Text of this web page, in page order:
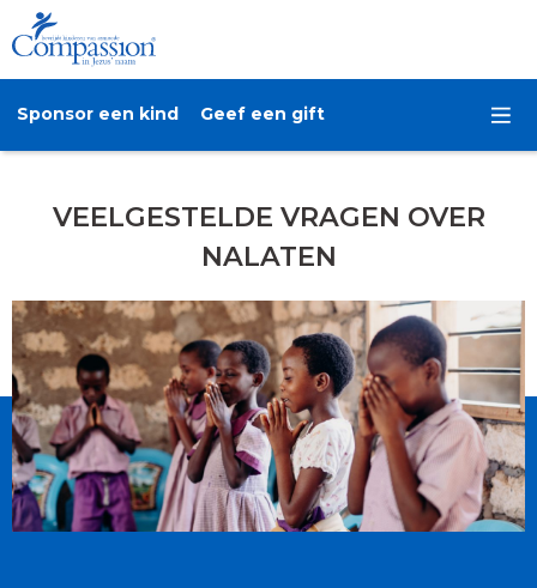
Sponsor een kind Geef een gift
VEELGESTELDE VRAGEN OVER
NALATEN